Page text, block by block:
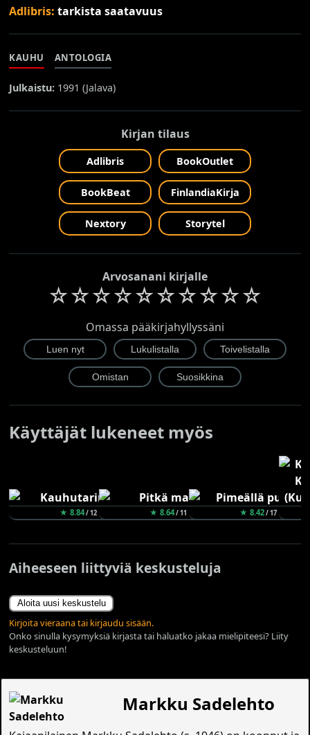
Adlibris:tarkista saatavuus
KAUHU ANTOLOGIA
Julkaistu: 1991 (Jalava)
Kirjan tilaus
Adlibris BookOutlet
BookBeat FinlandiaKirja
Nextory Storytel
Arvosanani kirjalle
☆☆☆☆☆☆☆☆☆☆
Omassa pääkirjahyllyssäni
Käyttäjät lukeneet myös
★ 8.84/ 12 ★ 8.64/ 11 ★ 8.42/ 17
Aiheeseen liittyviä keskusteluja
Aloita uusi keskustelu
Kirjoita vieraana tai kirjaudu sisään.
Onko sinulla kysymyksiä kirjasta tai haluatko jakaa mielipiteesi? Liity
keskusteluun!
Markku Sadelehto